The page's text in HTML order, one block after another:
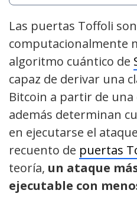
Las puertas Toffoli
computacionalmente
algoritmo cuántico de
capaz de derivar una
Bitcoin a partir de una
además determinan
en ejecutarse el
recuento de puertas
teoría, un ataque
ejecutable con